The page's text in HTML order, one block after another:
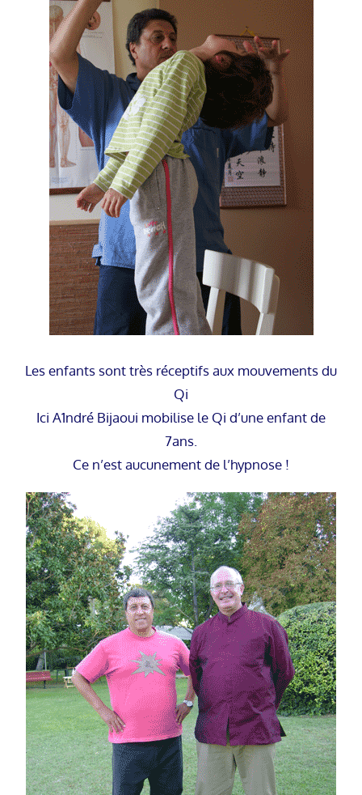
Les enfants sont très réceptifs aux mouvements du
Qi
Ici A1ndré Bijaoui mobilise le Qi d’une enfant de
7ans.
Ce n’est aucunement de l’hypnose !